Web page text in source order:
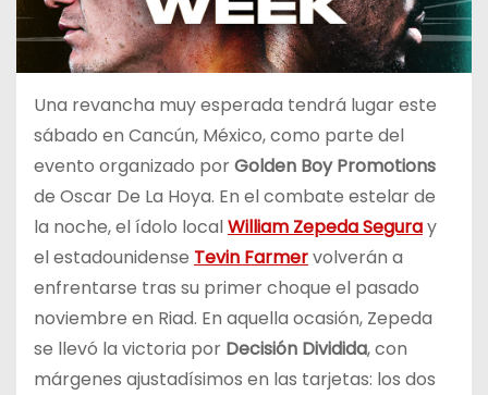
Una revancha muy esperada tendrá lugar este
sábado en Cancún, México, como parte del
evento organizado porGolden Boy Promotions
de Oscar De La Hoya. En el combate estelar de
la noche, el ídolo localWilliam Zepeda Seguray
el estadounidense Tevin Farmervolverán a
enfrentarse tras su primer choque el pasado
noviembre en Riad. En aquella ocasión, Zepeda
se llevó la victoria por Decisión Dividida, con
márgenes ajustadísimos en las tarjetas: los dos